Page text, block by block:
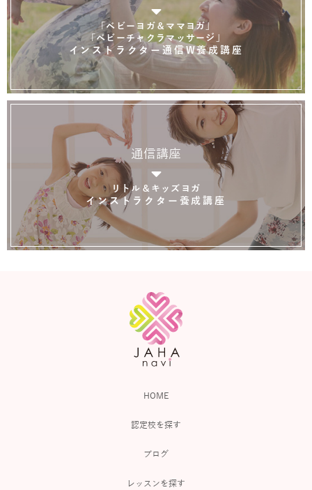
「ベビーヨガ＆ママヨガ」
「ベビーチャクラマッサージ」
インストラクター通信W養成講座
通信講座
リトル＆キッズヨガ
インストラクター養成講座
HOME
認定校を探す
ブログ
レッスンを探す